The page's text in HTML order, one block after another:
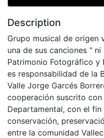
Description
Grupo musical de origen
una de sus canciones "
Patrimonio Fotográfico y
es responsabilidad de la
Valle Jorge Garcés
cooperación suscrito
Departamental, con el
conservación,
entre la comunidad